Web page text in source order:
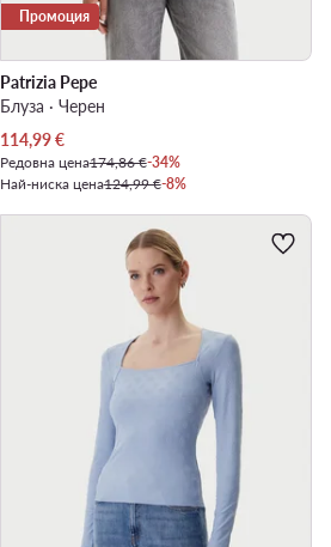
Промоция
Patrizia Pepe
Блуза · Черен
Актуална цена
114,99€
Редовна цена174,86 €-34%
Най-ниска цена124,99 €-8%